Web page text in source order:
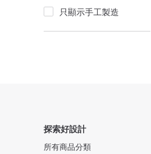
只顯示手工製造
探索好設計
所有商品分類